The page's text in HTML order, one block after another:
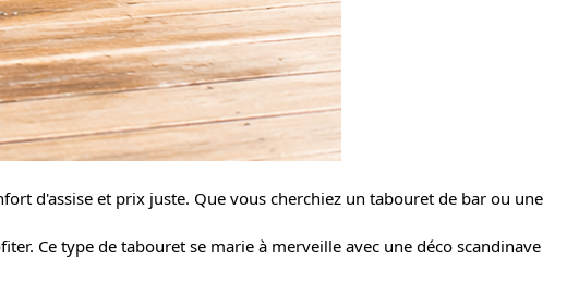
d'assise et prix juste. Que vous cherchiez un tabouret de bar ou une
Ce type de tabouret se marie à merveille avec une déco scandinave